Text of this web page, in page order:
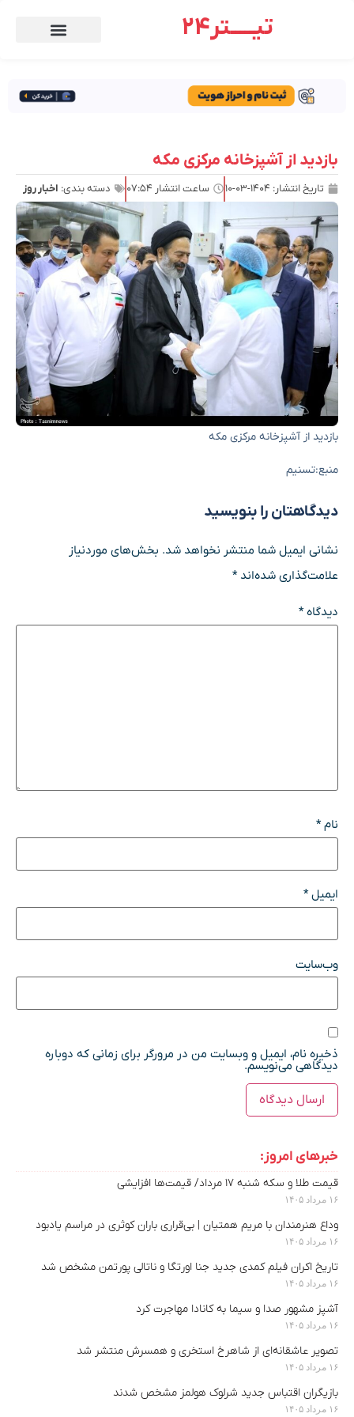
تیـــــتر24
بازدید از آشپزخانه مرکزی مکه
تاریخ انتشار: ۱۴۰۴-۰۳-۱۰ ساعت انتشار ۰۷:۵۴ دسته بندی: اخبار روز
بازدید از آشپزخانه مرکزی مکه
منبع:تسنیم
دیدگاهتان را بنویسید
نشانی ایمیل شما منتشر نخواهد شد. بخش‌های موردنیاز
علامت‌گذاری شده‌اند*
دیدگاه*
نام*
ایمیل*
وب‌سایت
ذخیره نام، ایمیل و وبسایت من در مرورگر برای زمانی که دوباره
دیدگاهی می‌نویسم.
خبرهای امروز:
قیمت طلا و سکه شنبه ۱۷ مرداد/ قیمت‌ها افزایشی
۱۶ مرداد ۱۴۰۵
وداع هنرمندان با مریم همتیان | بی‌قراری باران کوثری در مراسم یادبود
۱۶ مرداد ۱۴۰۵
تاریخ اکران فیلم کمدی جدید جنا اورتگا و ناتالی پورتمن مشخص شد
۱۶ مرداد ۱۴۰۵
آشپز مشهور صدا و سیما به کانادا مهاجرت کرد
۱۶ مرداد ۱۴۰۵
تصویر عاشقانه‌ای از شاهرخ استخری و همسرش منتشر شد
۱۶ مرداد ۱۴۰۵
بازیگران اقتباس جدید شرلوک هولمز مشخص شدند
۱۶ مرداد ۱۴۰۵